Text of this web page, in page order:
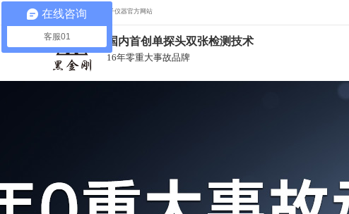
欢迎光临来到多盟电子仪器官方网站
国内首创单探头双张检测技术
16年零重大事故品牌
在线咨询
客服01